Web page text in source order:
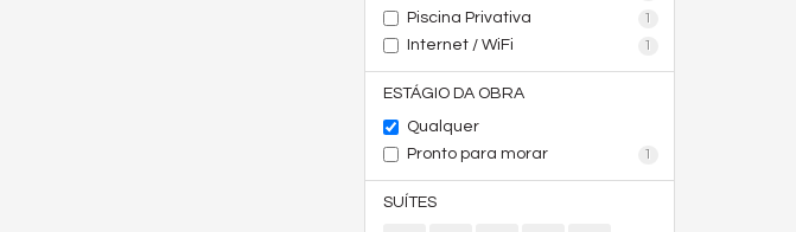
Piscina Privativa 1
Internet / WiFi 1
ESTÁGIO DA OBRA
Qualquer
Pronto para morar
1
SUÍTES